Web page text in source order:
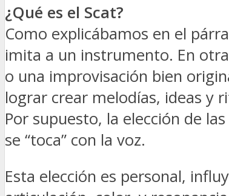
¿Qué es el Scat?
Como explicábamos en el
imita a un instrumento. En
o una improvisación bien
lograr crear melodías, ideas y
Por supuesto, la elección de
se “toca” con la voz.
Esta elección es personal,